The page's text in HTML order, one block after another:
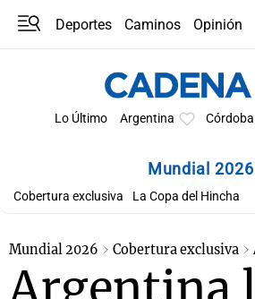
Deportes Caminos
Opinión
Lo Último Argentina Córdoba
Mundial 2026
Cobertura exclusiva La Copa del Hincha
Mundial 2026 Cobertura exclusiva